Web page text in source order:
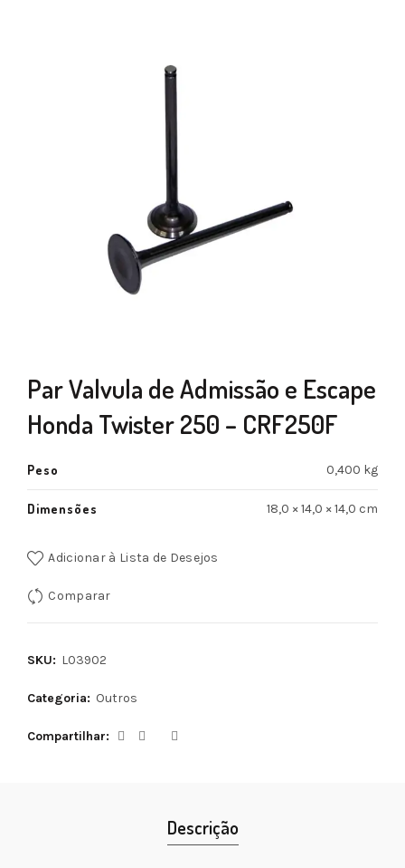
Par Valvula de Admissão e Escape
Honda Twister 250 – CRF250F
Peso 0,400 kg
Dimensões 18,0 × 14,0 × 14,0 cm
Adicionar à Lista de Desejos
Comparar
SKU: L03902
Categoria: Outros
Compartilhar
Descrição